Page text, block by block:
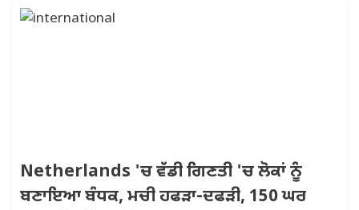
Netherlands 'ਚ ਵੱਡੀ ਗਿਣਤੀ 'ਚ ਲੋਕਾਂ ਨੂੰ
ਬਣਾਇਆ ਬੰਧਕ, ਮਚੀ ਹਫੜਾ-ਦਫੜੀ, 150 ਘਰ